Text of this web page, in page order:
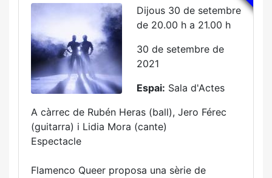
Dijous 30 de setembre
de 20.00 h a 21.00 h
30 de setembre de
2021
Espai: Sala d'Actes
A càrrec de Rubén Heras (ball), Jero Férec
(guitarra) i Lidia Mora (cante)
Espectacle
Flamenco Queer proposa una sèrie de